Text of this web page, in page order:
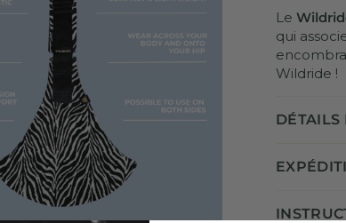
Le
qui
Wildride !
DÉTAILS